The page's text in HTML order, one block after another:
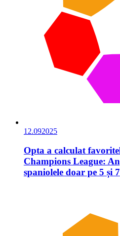
12.092025
Opta a calculat
Champions League:
spaniolele doar pe 5 și 7